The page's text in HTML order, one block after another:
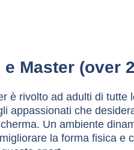
e Master (over
è rivolto ad adulti di tutte
appassionati che
Un ambiente
la forma fisica e